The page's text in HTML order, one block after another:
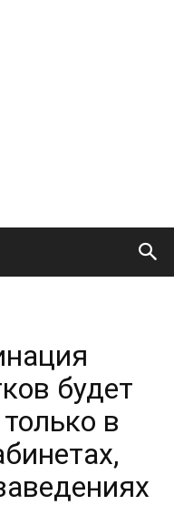
будет
в